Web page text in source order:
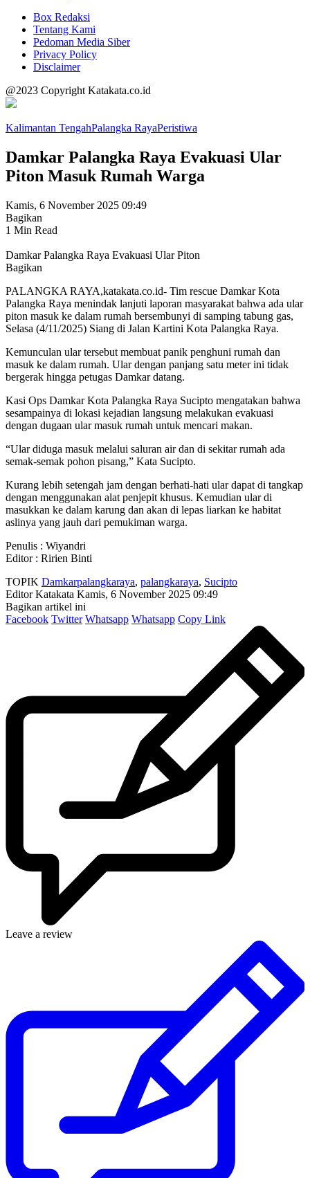
Box Redaksi
Tentang Kami
Pedoman Media Siber
Privacy Policy
Disclaimer
@2023 Copyright Katakata.co.id
Kalimantan TengahPalangka RayaPeristiwa
Damkar Palangka Raya Evakuasi Ular
Piton Masuk Rumah Warga
Kamis, 6 November 2025 09:49
Bagikan
1 Min Read
Damkar Palangka Raya Evakuasi Ular Piton
Bagikan
PALANGKA RAYA,katakata.co.id- Tim rescue Damkar Kota
Palangka Raya menindak lanjuti laporan masyarakat bahwa ada ular
piton masuk ke dalam rumah bersembunyi di samping tabung gas,
Selasa (4/11/2025) Siang di Jalan Kartini Kota Palangka Raya.
Kemunculan ular tersebut membuat panik penghuni rumah dan
masuk ke dalam rumah. Ular dengan panjang satu meter ini tidak
bergerak hingga petugas Damkar datang.
Kasi Ops Damkar Kota Palangka Raya Sucipto mengatakan bahwa
sesampainya di lokasi kejadian langsung melakukan evakuasi
dengan dugaan ular masuk rumah untuk mencari makan.
“Ular diduga masuk melalui saluran air dan di sekitar rumah ada
semak-semak pohon pisang,” Kata Sucipto.
Kurang lebih setengah jam dengan berhati-hati ular dapat di tangkap
dengan menggunakan alat penjepit khusus. Kemudian ular di
masukkan ke dalam karung dan akan di lepas liarkan ke habitat
aslinya yang jauh dari pemukiman warga.
Penulis : Wiyandri
Editor : Ririen Binti
TOPIK Damkarpalangkaraya, palangkaraya, Sucipto
Editor Katakata Kamis, 6 November 2025 09:49
Bagikan artikel ini
Facebook Twitter Whatsapp Whatsapp Copy Link
Leave a review